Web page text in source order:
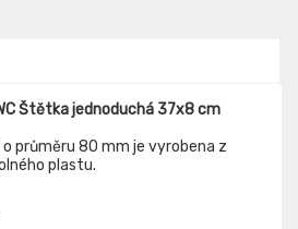
Štětka jednoduchá 37x8 cm
průměru 80 mm je vyrobena z
plastu.